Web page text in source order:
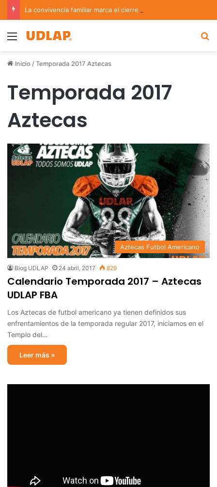
Menu
Inicio /Temporada 2017 Aztecas
Temporada 2017
Aztecas
Aztecas Futbol Americano
Blog UDLAP 24 abril, 2017 829
Calendario Temporada 2017 – Aztecas
UDLAP FBA
Los Aztecas de futbol americano ya tienen definidos sus
enfrentamientos de la temporada regular 2017, iniciamos en el
Templo del…
Leer más »